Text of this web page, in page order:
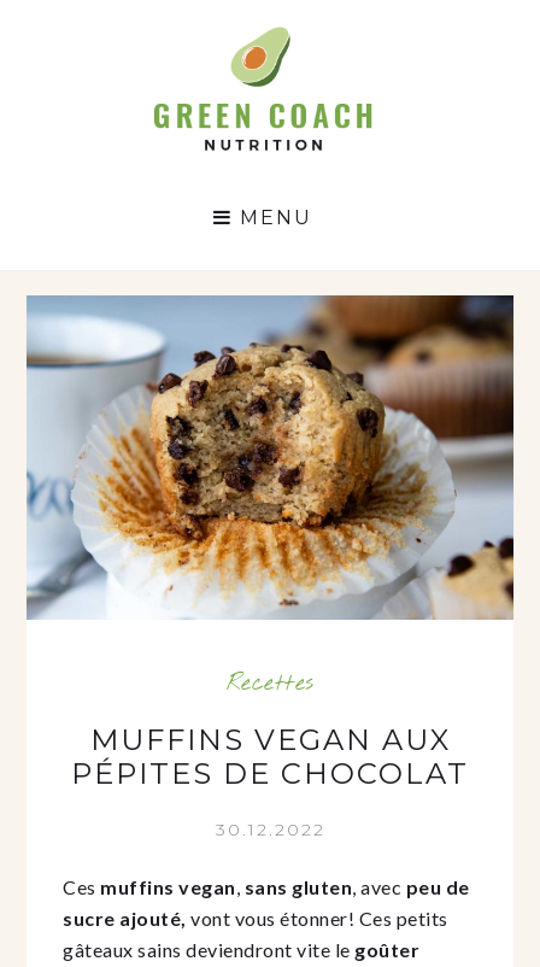
GCN
MENU
Recettes
MUFFINS VEGAN AUX
PÉPITES DE CHOCOLAT
30.12.2022
Ces muffins vegan sans gluten , avec peu de
sucre ajouté, vont vous étonner! Ces petits
gâteaux sains deviendront vite le goûter